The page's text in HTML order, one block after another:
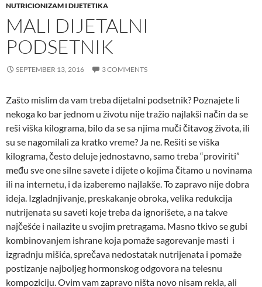
NUTRICIONIZAM I DIJETETIKA
MALI DIJETALNI
PODSETNIK
SEPTEMBER 13, 2016 3 COMMENTS
Zašto mislim da vam treba dijetalni podsetnik? Poznajete li
nekoga ko bar jednom u životu nije tražio najlakši način da se
reši viška kilograma, bilo da se sa njima muči čitavog života, ili
su se nagomilali za kratko vreme? Ja ne. Rešiti se viška
kilograma, često deluje jednostavno, samo treba “proviriti”
među sve one silne savete i dijete o kojima čitamo u novinama
ili na internetu, i da izaberemo najlakše. To zapravo nije dobra
ideja. Izgladnjivanje, preskakanje obroka, velika redukcija
nutrijenata su saveti koje treba da ignorišete, a na takve
najčešće i nailazite u svojim pretragama. Masno tkivo se gubi
kombinovanjem ishrane koja pomaže sagorevanje masti i
izgradnju mišića, sprečava nedostatak nutrijenata i pomaže
postizanje najboljeg hormonskog odgovora na telesnu
kompoziciju. Ovim vam zapravo ništa novo nisam rekla, ali